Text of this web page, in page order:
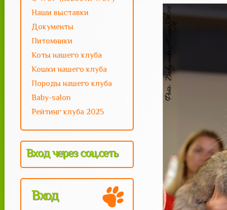
Наши выставки
Документы
Питомники
Коты нашего клуба
Кошки нашего клуба
Породы нашего клуба
Baby-salon
Рейтинг клуба 2025
Вход через соц.сеть
Вход